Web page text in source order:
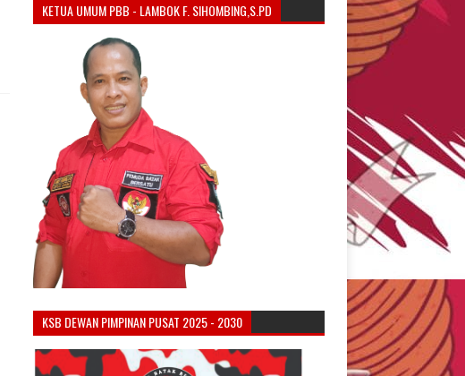
KETUA UMUM PBB - LAMBOK F. SIHOMBING,S.PD
KSB DEWAN PIMPINAN PUSAT 2025 - 2030